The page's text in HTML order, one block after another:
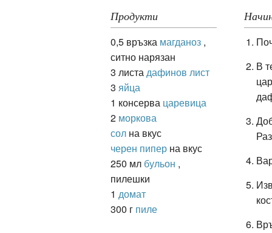
Продукти
0,5 връзка магданоз ,
ситно нарязан
3 листадафинов лист
3 яйца
1 консерва царевица
2 моркова
сол на вкус
черен пипер на вкус
250 мл бульон ,
пилешки
1 домат
300 г пиле
В